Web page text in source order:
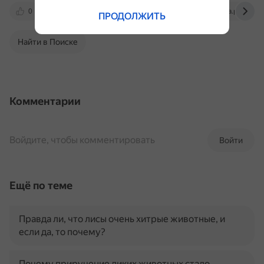
0 vk.com otvet.mail.ru telegra.ph
Найти в Поиске
Комментарии
Войти
Войдите, чтобы комментировать
Ещё по теме
Правда ли, что лисы очень хитрые животные, и
если да, то почему?
ПРОДОЛЖИТЬ